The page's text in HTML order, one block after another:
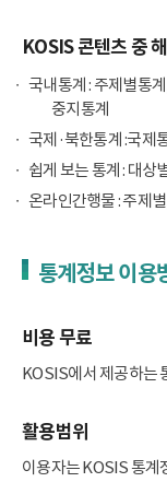
KOSIS 콘텐츠 중
국내통계 : 주제별통
중지통계
국제·북한통계 :국제
쉽게 보는 통계 : 대상
온라인간행물 : 주제
통계정보 이용
비용 무료
KOSIS에서 제공하는
활용범위
이용자는 KOSIS 통계